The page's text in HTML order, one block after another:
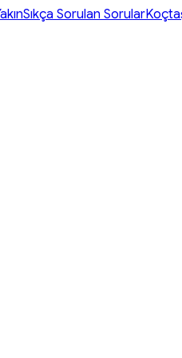
Sıkça Sorulan Sorular